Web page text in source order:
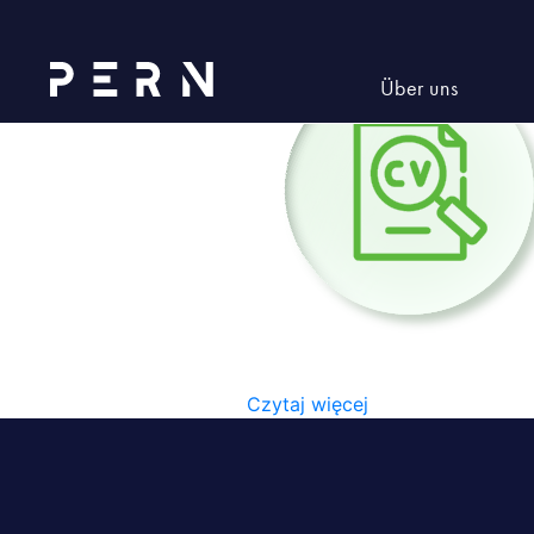
Über uns
Czytaj więcej